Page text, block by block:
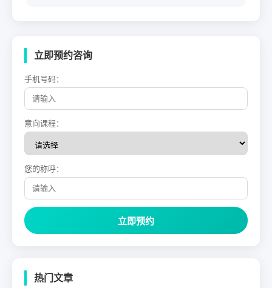
立即预约咨询
手机号码：
意向课程：
您的称呼：
立即预约
热门文章